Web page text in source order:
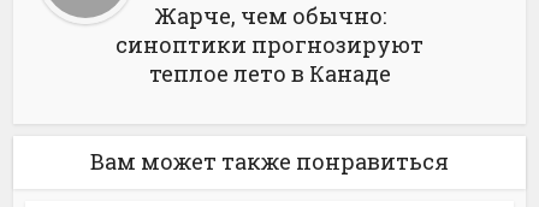
Жарче, чем обычно:
синоптики прогнозируют
теплое лето в Канаде
Вам может также понравиться